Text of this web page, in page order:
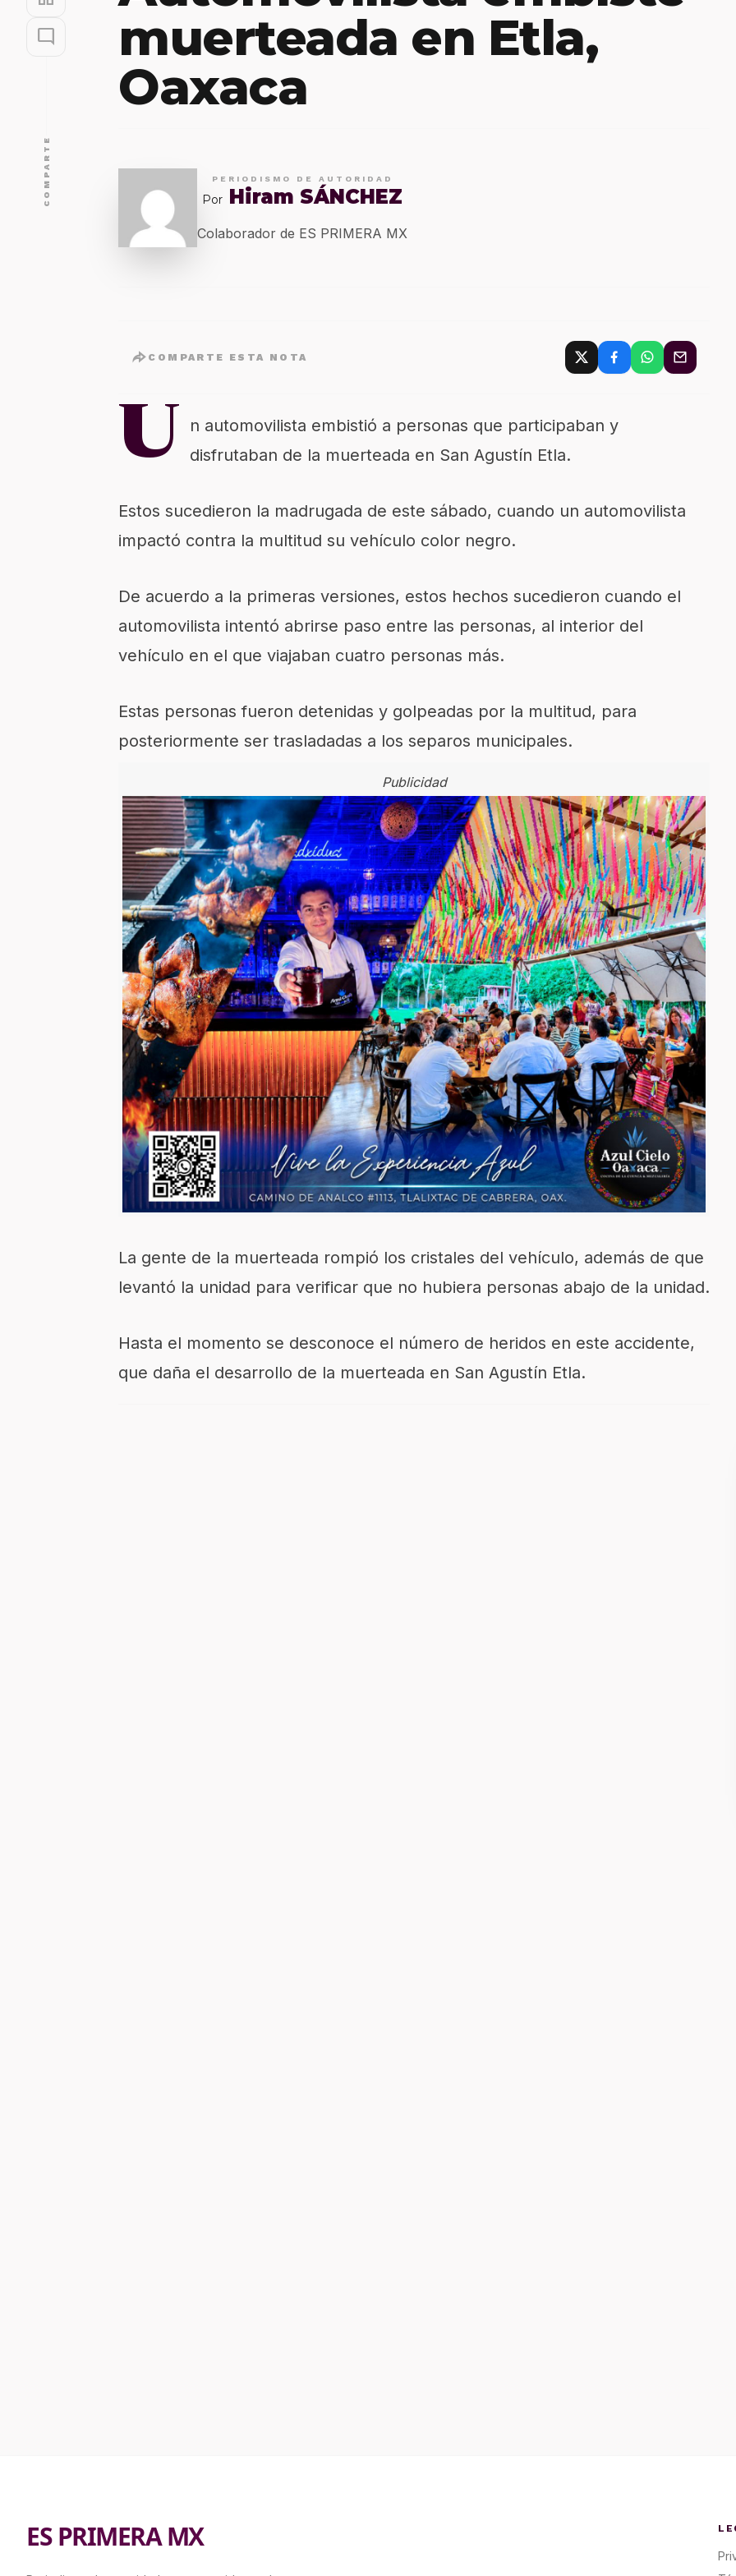
mode_comment
COMPARTE
muerteada en Etla,
Oaxaca
PERIODISMO DE AUTORIDAD
Por Hiram SÁNCHEZ
Colaborador de ES PRIMERA MX
COMPARTE ESTA NOTA
U
n automovilista embistió a personas que participaban y
disfrutaban de la muerteada en San Agustín Etla.
Estos sucedieron la madrugada de este sábado, cuando un automovilista
impactó contra la multitud su vehículo color negro.
De acuerdo a la primeras versiones, estos hechos sucedieron cuando el
automovilista intentó abrirse paso entre las personas, al interior del
vehículo en el que viajaban cuatro personas más.
Estas personas fueron detenidas y golpeadas por la multitud, para
posteriormente ser trasladadas a los separos municipales.
Publicidad
La gente de la muerteada rompió los cristales del vehículo, además de que
levantó la unidad para verificar que no hubiera personas abajo de la unidad.
Hasta el momento se desconoce el número de heridos en este accidente,
que daña el desarrollo de la muerteada en San Agustín Etla.
ES PRIMERA MX